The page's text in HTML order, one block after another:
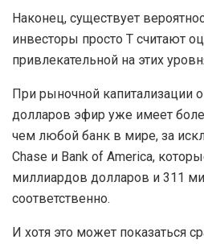
Наконец, существует
инвесторы просто T считают
привлекательной на этих
При рыночной капитализации
долларов эфир уже имеет
чем любой банк в мире, за
Chase и Bank of America,
миллиардов долларов и 311
соответственно.
И хотя это может показаться